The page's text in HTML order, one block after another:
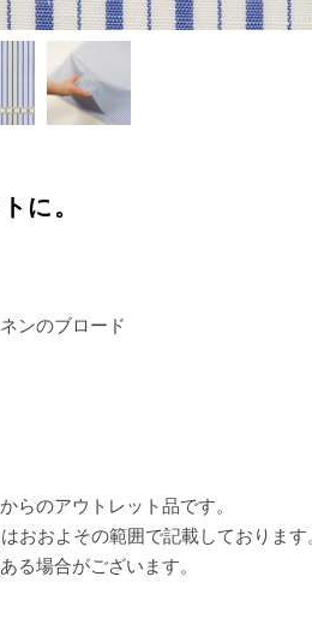
に。
ンのブロード
らのアウトレット品です。
おおよその範囲で記載しております。
る場合がございます。